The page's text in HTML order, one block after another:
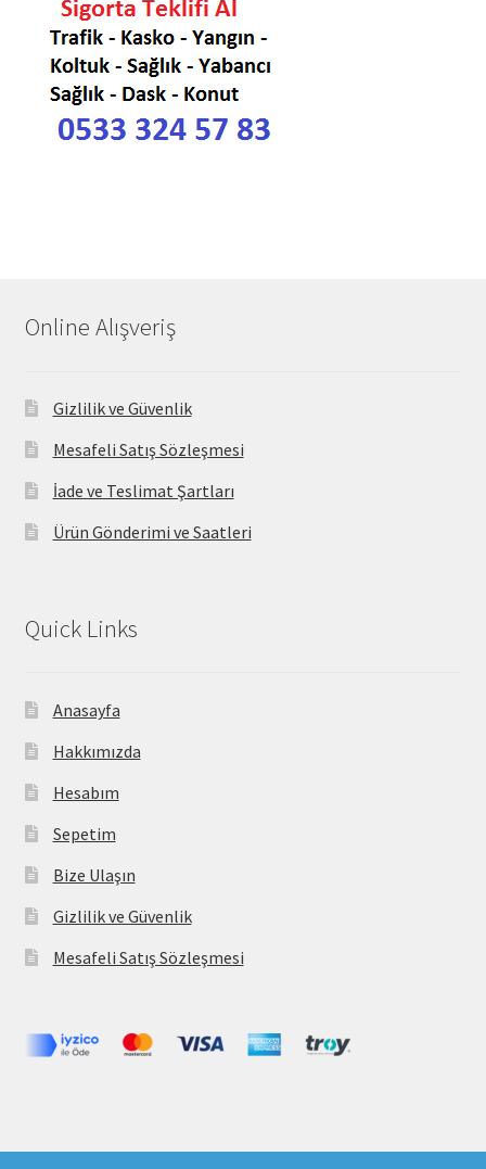
Online Alışveriş
Gizlilik ve Güvenlik
Mesafeli Satış Sözleşmesi
İade ve Teslimat Şartları
Ürün Gönderimi ve Saatleri
Quick Links
Anasayfa
Hakkımızda
Hesabım
Sepetim
Bize Ulaşın
Gizlilik ve Güvenlik
Mesafeli Satış Sözleşmesi